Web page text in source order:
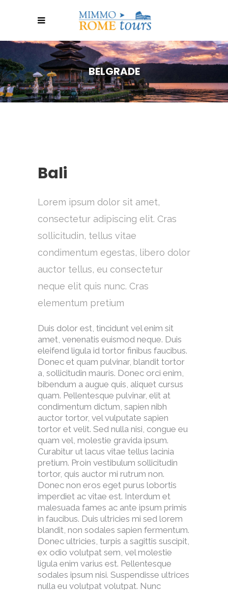
BELGRADE
Bali
Lorem ipsum dolor sit amet,
consectetur adipiscing elit. Cras
sollicitudin, tellus vitae
condimentum egestas, libero dolor
auctor tellus, eu consectetur
neque elit quis nunc. Cras
elementum pretium
Duis dolor est, tincidunt vel enim sit
amet, venenatis euismod neque. Duis
eleifend ligula id tortor finibus faucibus.
Donec et quam pulvinar, blandit tortor
a, sollicitudin mauris. Donec orci enim,
bibendum a augue quis, aliquet cursus
quam. Pellentesque pulvinar, elit at
condimentum dictum, sapien nibh
auctor tortor, vel vulputate sapien
tortor et velit. Sed nulla nisi, congue eu
quam vel, molestie gravida ipsum.
Curabitur ut lacus vitae tellus lacinia
pretium. Proin vestibulum sollicitudin
tortor, quis auctor mi rutrum non.
Donec non eros eget purus lobortis
imperdiet ac vitae est. Interdum et
malesuada fames ac ante ipsum primis
in faucibus. Duis ultricies mi sed lorem
blandit, non sodales sapien fermentum.
Donec ultricies, turpis a sagittis suscipit,
ex odio volutpat sem, vel molestie
ligula enim varius est. Pellentesque
sodales ipsum nisi. Suspendisse ultrices
nulla eu volutpat volutpat. Nunc